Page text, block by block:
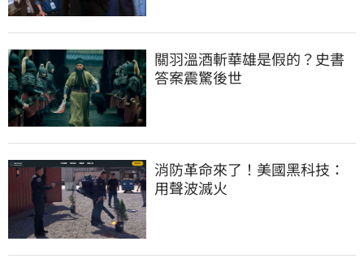
關羽溫酒斬華雄是假的？史書
答案震驚後世
消防革命來了！美國黑科技：
用聲波滅火